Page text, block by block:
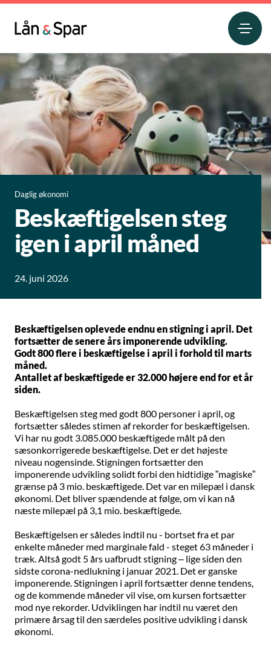
Daglig økonomi
Beskæftigelsen steg
igen i april måned
24. juni 2026
Beskæftigelsen oplevede endnu en stigning i april. Det
fortsætter de senere års imponerende udvikling.
Godt 800 flere i beskæftigelse i april i forhold til marts
måned.
Antallet af beskæftigede er 32.000 højere end for et år
siden.
Beskæftigelsen steg med godt 800 personer i april, og
fortsætter således stimen af rekorder for beskæftigelsen.
Vi har nu godt 3.085.000 beskæftigede målt på den
sæsonkorrigerede beskæftigelse. Det er det højeste
niveau nogensinde. Stigningen fortsætter den
imponerende udvikling solidt forbi den hidtidige ”magiske”
grænse på 3 mio. beskæftigede. Det var en milepæl i dansk
økonomi. Det bliver spændende at følge, om vi kan nå
næste milepæl på 3,1 mio. beskæftigede.
Beskæftigelsen er således indtil nu - bortset fra et par
enkelte måneder med marginale fald - steget 63 måneder i
træk. Altså godt 5 års uafbrudt stigning – lige siden den
sidste corona-nedlukning i januar 2021. Det er ganske
imponerende. Stigningen i april fortsætter denne tendens,
og de kommende måneder vil vise, om kursen fortsætter
mod nye rekorder. Udviklingen har indtil nu været den
primære årsag til den særdeles positive udvikling i dansk
økonomi.